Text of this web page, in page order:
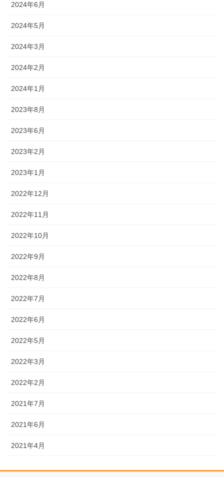
2024年6月
2024年5月
2024年3月
2024年2月
2024年1月
2023年8月
2023年6月
2023年2月
2023年1月
2022年12月
2022年11月
2022年10月
2022年9月
2022年8月
2022年7月
2022年6月
2022年5月
2022年3月
2022年2月
2021年7月
2021年6月
2021年4月